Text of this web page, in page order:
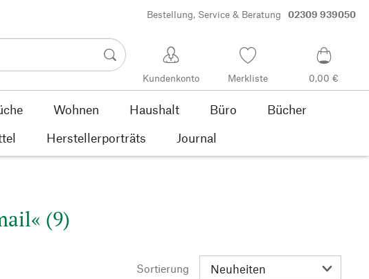
Bestellung, Service & Beratung 02309 939050
Kundenkonto Merkliste 0,00 €
Wohnen Haushalt Büro
Bücher
Herstellerporträts Journal
(9)
Sortierung